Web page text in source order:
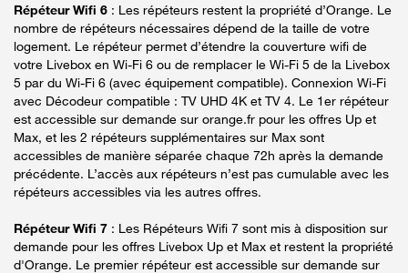
Répéteur Wifi 6 : Les répéteurs restent la propriété d’Orange. Le
nombre de répéteurs nécessaires dépend de la taille de votre
logement. Le répéteur permet d’étendre la couverture wifi de
votre Livebox en Wi-Fi 6 ou de remplacer le Wi-Fi 5 de la Livebox
5 par du Wi-Fi 6 (avec équipement compatible). Connexion Wi-Fi
avec Décodeur compatible : TV UHD 4K et TV 4. Le 1er répéteur
est accessible sur demande sur orange.fr pour les offres Up et
Max, et les 2 répéteurs supplémentaires sur Max sont
accessibles de manière séparée chaque 72h après la demande
précédente. L’accès aux répéteurs n’est pas cumulable avec les
répéteurs accessibles via les autres offres.
Répéteur Wifi 7 : Les Répéteurs Wifi 7 sont mis à disposition sur
demande pour les offres Livebox Up et Max et restent la propriété
d'Orange. Le premier répéteur est accessible sur demande sur